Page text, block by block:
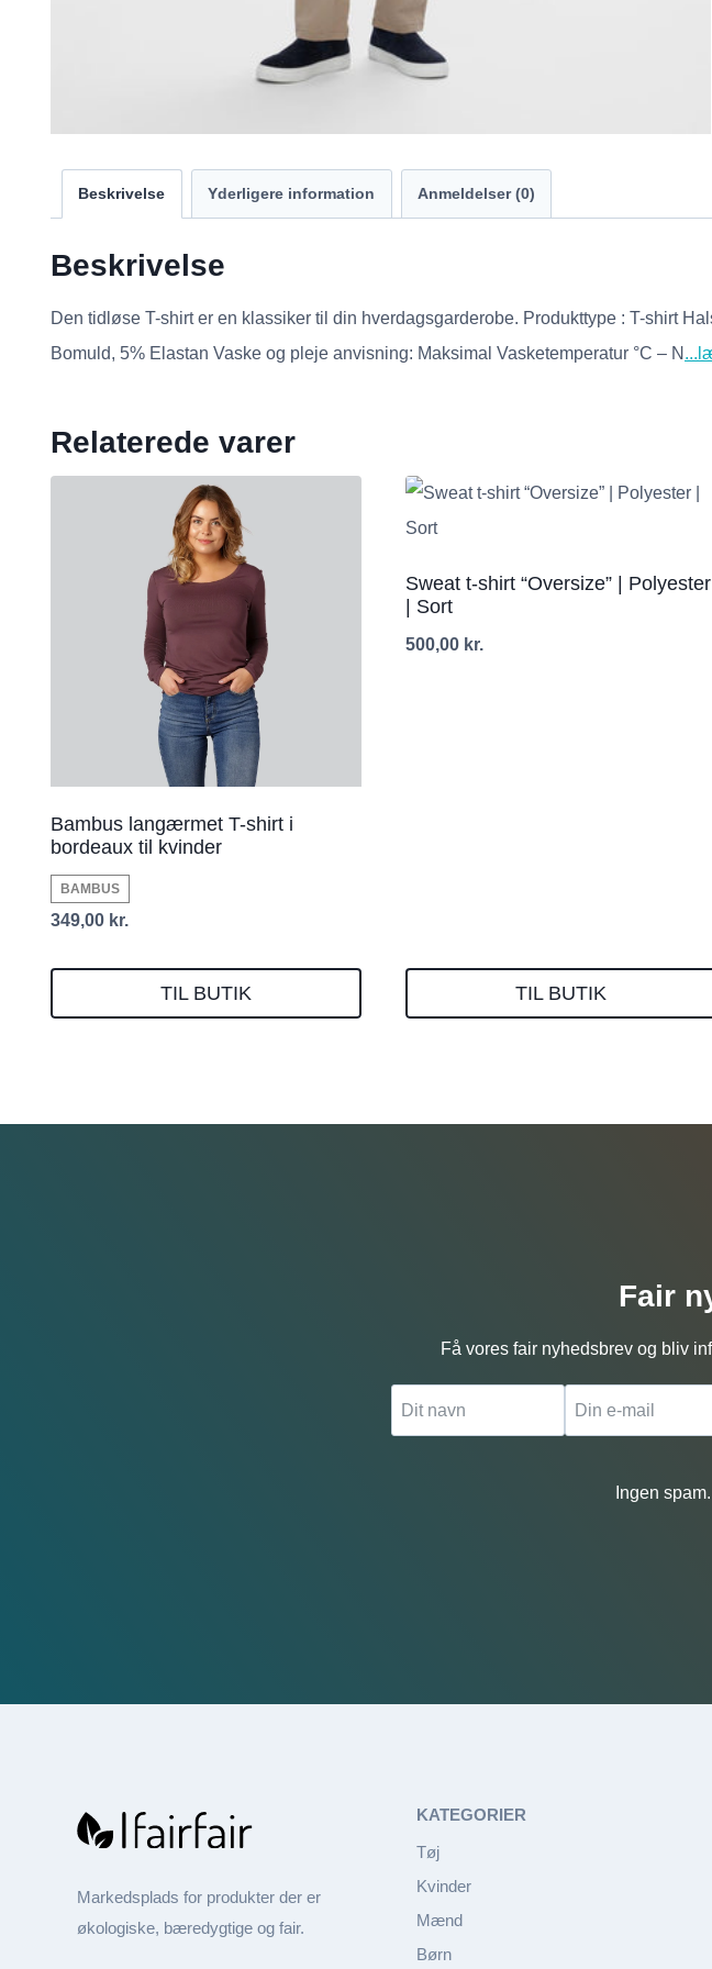
Beskrivelse Yderligere information Anmeldelser (0)
Beskrivelse
Den tidløse T-shirt er en klassiker til din hverdagsgarderobe. Produkttype : T-shirt
Bomuld, 5% Elastan Vaske og pleje anvisning: Maksimal Vasketemperatur °C – N
Relaterede varer
Bambus langærmet T-shirt i
bordeaux til kvinder
BAMBUS
349,00 kr.
TIL BUTIK
Sweat t-shirt “Oversize” | Polyester
| Sort
500,00 kr.
TIL BUTIK
Fair
Få vores fair nyhedsbrev og bliv
Ingen
Markedsplads for produkter der er
økologiske, bæredygtige og fair.
KATEGORIER
Tøj
Kvinder
Mænd
Børn